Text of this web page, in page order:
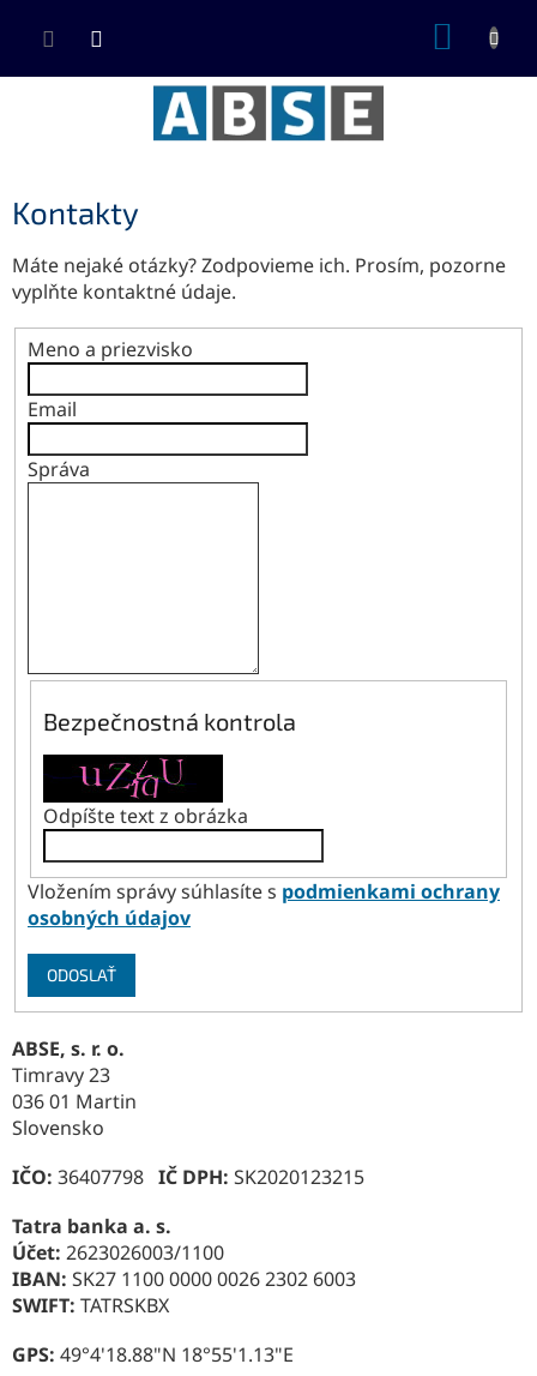
Kontakty
Máte nejaké otázky? Zodpovieme ich. Prosím, pozorne
vyplňte kontaktné údaje.
Meno a priezvisko
Email
Správa
Bezpečnostná kontrola
Odpíšte text z obrázka
Vložením správy súhlasíte s podmienkami ochrany
osobných údajov
ODOSLAŤ
ABSE, s. r. o.
Timravy 23
036 01 Martin
Slovensko
IČO: 36407798 IČ DPH: SK2020123215
Tatra banka a. s.
Účet: 2623026003/1100
IBAN: SK27 1100 0000 0026 2302 6003
SWIFT: TATRSKBX
GPS: 49°4'18.88"N 18°55'1.13"E